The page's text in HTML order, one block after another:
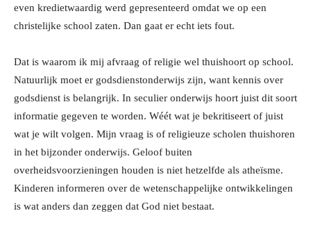
even kredietwaardig werd gepresenteerd omdat we op een
christelijke school zaten. Dan gaat er echt iets fout.
Dat is waarom ik mij afvraag of religie wel thuishoort op school.
Natuurlijk moet er godsdienstonderwijs zijn, want kennis over
godsdienst is belangrijk. In seculier onderwijs hoort juist dit soort
informatie gegeven te worden. Wéét wat je bekritiseert of juist
wat je wilt volgen. Mijn vraag is of religieuze scholen thuishoren
in het bijzonder onderwijs. Geloof buiten
overheidsvoorzieningen houden is niet hetzelfde als atheïsme.
Kinderen informeren over de wetenschappelijke ontwikkelingen
is wat anders dan zeggen dat God niet bestaat.